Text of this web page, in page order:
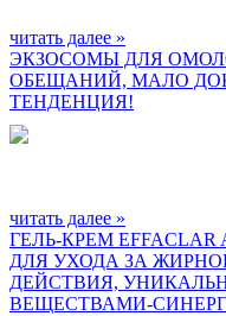
читать далее »
ЭКЗОСОМЫ ДЛЯ
ОБЕЩАНИЙ, МАЛО
ТЕНДЕНЦИЯ!
читать далее »
ГЕЛЬ-КРЕМ
ДЛЯ УХОДА ЗА
ДЕЙСТВИЯ,
ВЕЩЕСТВАМИ-